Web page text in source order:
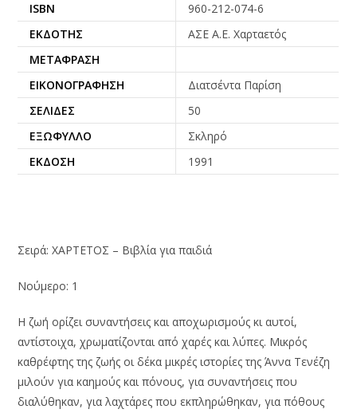
ISBN
960-212-074-6
ΕΚΔΌΤΗΣ
ΑΣΕ Α.Ε. Χαρταετός
ΜΕΤΆΦΡΑΣΗ
ΕΙΚΟΝΟΓΡΆΦΗΣΗ
Διατσέντα Παρίση
ΣΕΛΊΔΕΣ
50
ΕΞΏΦΥΛΛΟ
Σκληρό
ΈΚΔΟΣΗ
1991
Σειρά: ΧΑΡΤΕΤΟΣ – Βιβλία για παιδιά
Νούμερο: 1
Η ζωή ορίζει συναντήσεις και αποχωρισμούς κι αυτοί,
αντίστοιχα, χρωματίζονται από χαρές και λύπες. Μικρός
καθρέφτης της ζωής οι δέκα μικρές ιστορίες της Άννα Τενέζη
μιλούν για καημούς και πόνους, για συναντήσεις που
διαλύθηκαν, για λαχτάρες που εκπληρώθηκαν, για πόθους